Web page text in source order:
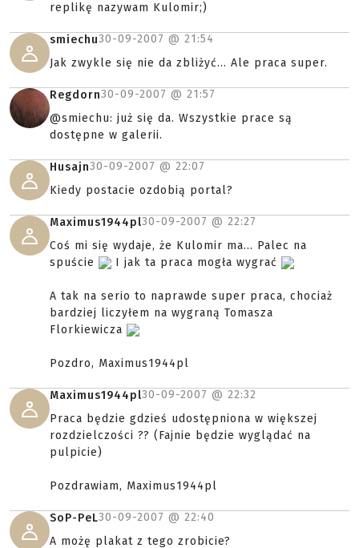
replikę nazywam Kulomir;)
smiechu30-09-2007 @ 21:54
Jak zwykle się nie da zbliżyć... Ale praca super.
Regdorn30-09-2007 @ 21:57
@smiechu: już się da. Wszystkie prace są
dostępne w galerii.
Husajn30-09-2007 @ 22:07
Kiedy postacie ozdobią portal?
Maximus1944pl30-09-2007 @ 22:27
Coś mi się wydaje, że Kulomir ma... Palec na
spuście
I jak ta praca mogła wygrać
A tak na serio to naprawde super praca, chociaż
bardziej liczyłem na wygraną Tomasza
Florkiewicza
Pozdro, Maximus1944pl
Maximus1944pl30-09-2007 @ 22:32
Praca będzie gdzieś udostępniona w większej
rozdzielczości ?? (Fajnie będzie wyglądać na
pulpicie)
Pozdrawiam, Maximus1944pl
SoP-PeL30-09-2007 @ 22:40
A możę plakat z tego zrobicie?